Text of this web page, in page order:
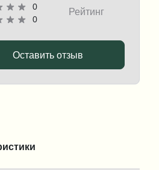
0
0
Рейтинг
Оставить отзыв